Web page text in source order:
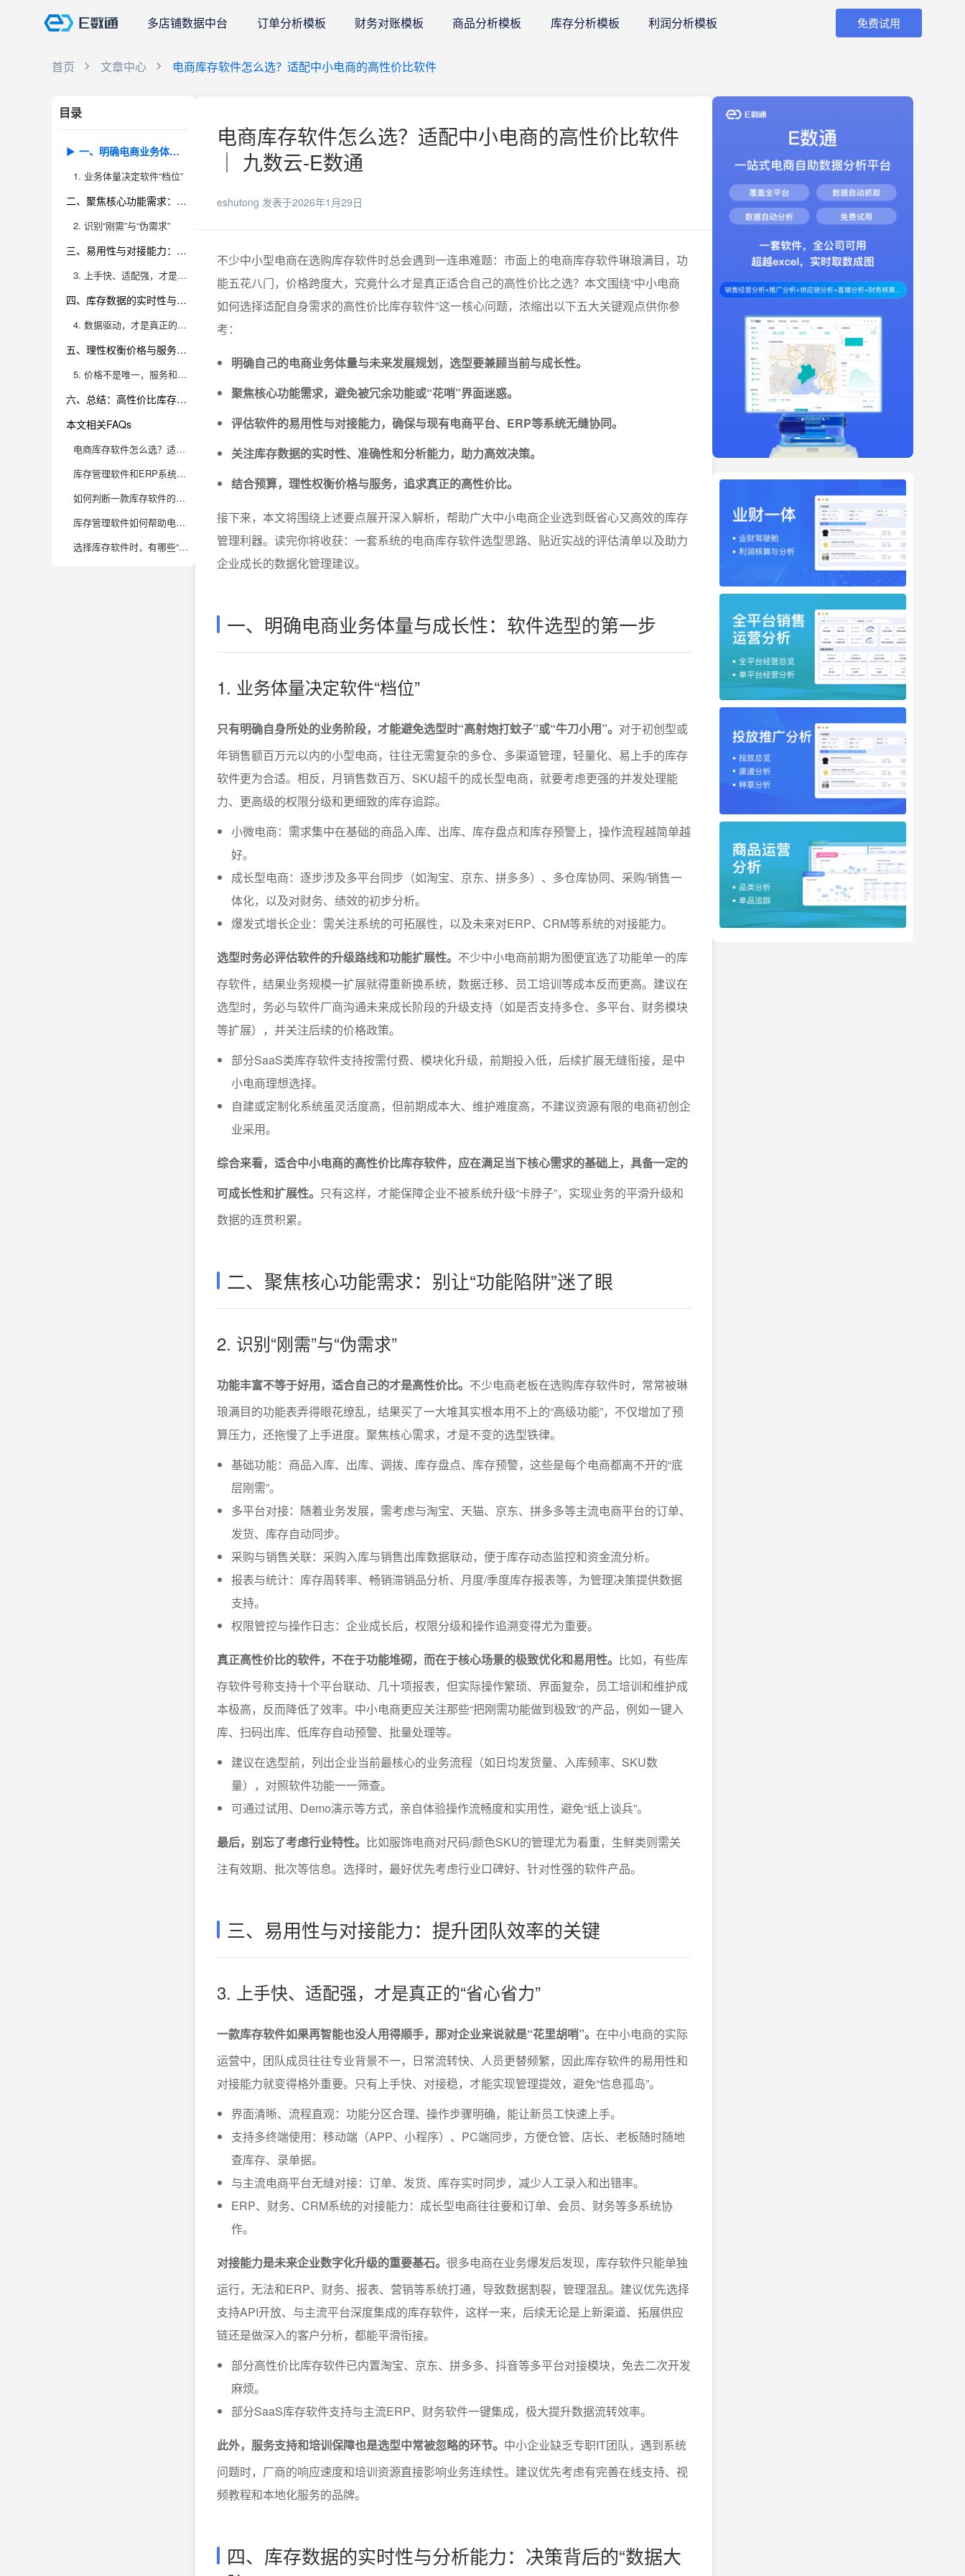
多店铺数据中台 订单分析模板 财务对账模板 商品分析模板 库存分析模板 利润分析模板 免费试用
首页 文章中心 电商库存软件怎么选？适配中小电商的高性价比软件
目录
一、明确电商业务体量与成长性：软件选型的第一步
1. 业务体量决定软件“档位”
二、聚焦核心功能需求：别让“功能陷阱”迷了眼
2. 识别“刚需”与“伪需求”
三、易用性与对接能力：提升团队效率的关键
3. 上手快、适配强，才是真正的“省心省力”
四、库存数据的实时性与分析能力：决策背后的“数据大脑”
4. 数据驱动，才是真正的高效库存管理
五、理性权衡价格与服务：追求真正的高性价比
5. 价格不是唯一，服务和长远价值更重要
六、总结：高性价比库存软件，选对了就是电商成长的“加速器”
本文相关FAQs
电商库存软件怎么选？适配中小电商的高性价比软件有哪些关键考量？
库存管理软件和ERP系统的区别是什么？中小电商应该怎么选？
如何判断一款库存软件的数据安全性和稳定性？
库存管理软件如何帮助电商降低库存积压和资金压力？
选择库存软件时，有哪些“隐形坑”需要特别警惕？
电商库存软件怎么选？适配中小电商的高性价比软件
｜ 九数云-E数通
eshutong 发表于2026年1月29日
不少中小型电商在选购库存软件时总会遇到一连串难题：市面上的电商库存软件琳琅满目，功
能五花八门，价格跨度大，究竟什么才是真正适合自己的高性价比之选？本文围绕“中小电商
如何选择适配自身需求的高性价比库存软件”这一核心问题，浓缩出以下五大关键观点供你参
考：
明确自己的电商业务体量与未来发展规划，选型要兼顾当前与成长性。
聚焦核心功能需求，避免被冗余功能或“花哨”界面迷惑。
评估软件的易用性与对接能力，确保与现有电商平台、ERP等系统无缝协同。
关注库存数据的实时性、准确性和分析能力，助力高效决策。
结合预算，理性权衡价格与服务，追求真正的高性价比。
接下来，本文将围绕上述要点展开深入解析，帮助广大中小电商企业选到既省心又高效的库存
管理利器。读完你将收获：一套系统的电商库存软件选型思路、贴近实战的评估清单以及助力
企业成长的数据化管理建议。
一、明确电商业务体量与成长性：软件选型的第一步
1. 业务体量决定软件“档位”
只有明确自身所处的业务阶段，才能避免选型时“高射炮打蚊子”或“牛刀小用”。 对于初创型或
年销售额百万元以内的小型电商，往往无需复杂的多仓、多渠道管理，轻量化、易上手的库存
软件更为合适。相反，月销售数百万、SKU超千的成长型电商，就要考虑更强的并发处理能
力、更高级的权限分级和更细致的库存追踪。
小微电商：需求集中在基础的商品入库、出库、库存盘点和库存预警上，操作流程越简单越
好。
成长型电商：逐步涉及多平台同步（如淘宝、京东、拼多多）、多仓库协同、采购/销售一
体化，以及对财务、绩效的初步分析。
爆发式增长企业：需关注系统的可拓展性，以及未来对ERP、CRM等系统的对接能力。
选型时务必评估软件的升级路线和功能扩展性。 不少中小电商前期为图便宜选了功能单一的库
存软件，结果业务规模一扩展就得重新换系统，数据迁移、员工培训等成本反而更高。建议在
选型时，务必与软件厂商沟通未来成长阶段的升级支持（如是否支持多仓、多平台、财务模块
等扩展），并关注后续的价格政策。
部分SaaS类库存软件支持按需付费、模块化升级，前期投入低，后续扩展无缝衔接，是中
小电商理想选择。
自建或定制化系统虽灵活度高，但前期成本大、维护难度高，不建议资源有限的电商初创企
业采用。
综合来看，适合中小电商的高性价比库存软件，应在满足当下核心需求的基础上，具备一定的
可成长性和扩展性。 只有这样，才能保障企业不被系统升级“卡脖子”，实现业务的平滑升级和
数据的连贯积累。
二、聚焦核心功能需求：别让“功能陷阱”迷了眼
2. 识别“刚需”与“伪需求”
功能丰富不等于好用，适合自己的才是高性价比。 不少电商老板在选购库存软件时，常常被琳
琅满目的功能表弄得眼花缭乱，结果买了一大堆其实根本用不上的“高级功能”，不仅增加了预
算压力，还拖慢了上手进度。聚焦核心需求，才是不变的选型铁律。
基础功能：商品入库、出库、调拨、库存盘点、库存预警，这些是每个电商都离不开的“底
层刚需”。
多平台对接：随着业务发展，需考虑与淘宝、天猫、京东、拼多多等主流电商平台的订单、
发货、库存自动同步。
采购与销售关联：采购入库与销售出库数据联动，便于库存动态监控和资金流分析。
报表与统计：库存周转率、畅销滞销品分析、月度/季度库存报表等，为管理决策提供数据
支持。
权限管控与操作日志：企业成长后，权限分级和操作追溯变得尤为重要。
真正高性价比的软件，不在于功能堆砌，而在于核心场景的极致优化和易用性。 比如，有些库
存软件号称支持十个平台联动、几十项报表，但实际操作繁琐、界面复杂，员工培训和维护成
本极高，反而降低了效率。中小电商更应关注那些“把刚需功能做到极致”的产品，例如一键入
库、扫码出库、低库存自动预警、批量处理等。
建议在选型前，列出企业当前最核心的业务流程（如日均发货量、入库频率、SKU数
量），对照软件功能一一筛查。
可通过试用、Demo演示等方式，亲自体验操作流畅度和实用性，避免“纸上谈兵”。
最后，别忘了考虑行业特性。 比如服饰电商对尺码/颜色SKU的管理尤为看重，生鲜类则需关
注有效期、批次等信息。选择时，最好优先考虑行业口碑好、针对性强的软件产品。
三、易用性与对接能力：提升团队效率的关键
3. 上手快、适配强，才是真正的“省心省力”
一款库存软件如果再智能也没人用得顺手，那对企业来说就是“花里胡哨”。 在中小电商的实际
运营中，团队成员往往专业背景不一，日常流转快、人员更替频繁，因此库存软件的易用性和
对接能力就变得格外重要。只有上手快、对接稳，才能实现管理提效，避免“信息孤岛”。
界面清晰、流程直观：功能分区合理、操作步骤明确，能让新员工快速上手。
支持多终端使用：移动端（APP、小程序）、PC端同步，方便仓管、店长、老板随时随地
查库存、录单据。
与主流电商平台无缝对接：订单、发货、库存实时同步，减少人工录入和出错率。
ERP、财务、CRM系统的对接能力：成长型电商往往要和订单、会员、财务等多系统协
作。
对接能力是未来企业数字化升级的重要基石。 很多电商在业务爆发后发现，库存软件只能单独
运行，无法和ERP、财务、报表、营销等系统打通，导致数据割裂，管理混乱。建议优先选择
支持API开放、与主流平台深度集成的库存软件，这样一来，后续无论是上新渠道、拓展供应
链还是做深入的客户分析，都能平滑衔接。
部分高性价比库存软件已内置淘宝、京东、拼多多、抖音等多平台对接模块，免去二次开发
麻烦。
部分SaaS库存软件支持与主流ERP、财务软件一键集成，极大提升数据流转效率。
此外，服务支持和培训保障也是选型中常被忽略的环节。 中小企业缺乏专职IT团队，遇到系统
问题时，厂商的响应速度和培训资源直接影响业务连续性。建议优先考虑有完善在线支持、视
频教程和本地化服务的品牌。
四、库存数据的实时性与分析能力：决策背后的“数据大